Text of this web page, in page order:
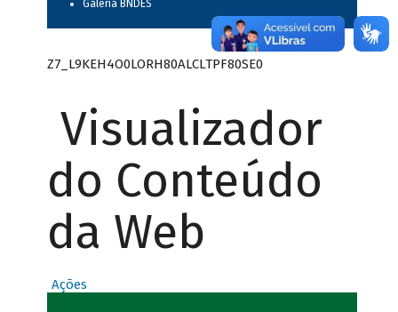
Galeria BNDES
Z7_L9KEH4O0LORH80ALCLTPF80SE0
Visualizador
do Conteúdo
da Web
Ações